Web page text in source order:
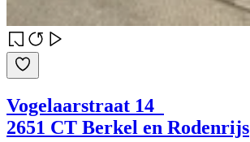
Vogelaarstraat 14
2651 CT Berkel en Rodenrijs